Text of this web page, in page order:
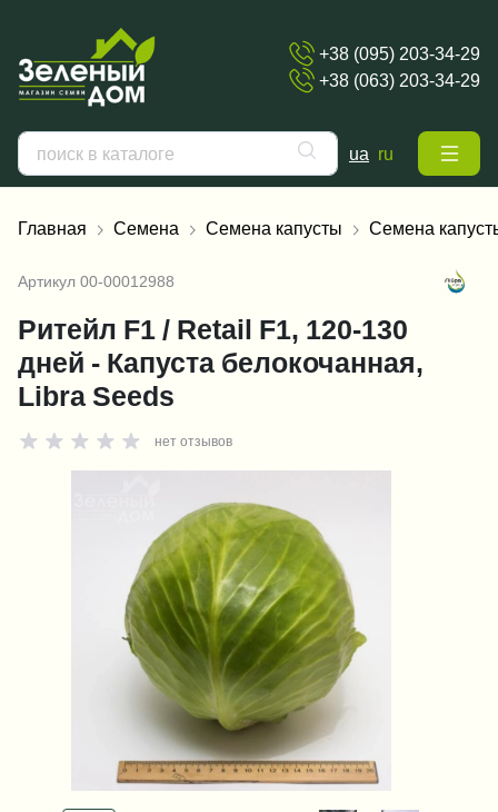
+38 (095) 203-34-29
+38 (063) 203-34-29
ua ru
Главная Семена Семена капусты Семена
Артикул 00-00012988
Ритейл F1 / Retail F1, 120-130
дней - Капуста белокочанная,
Libra Seeds
нет отзывов